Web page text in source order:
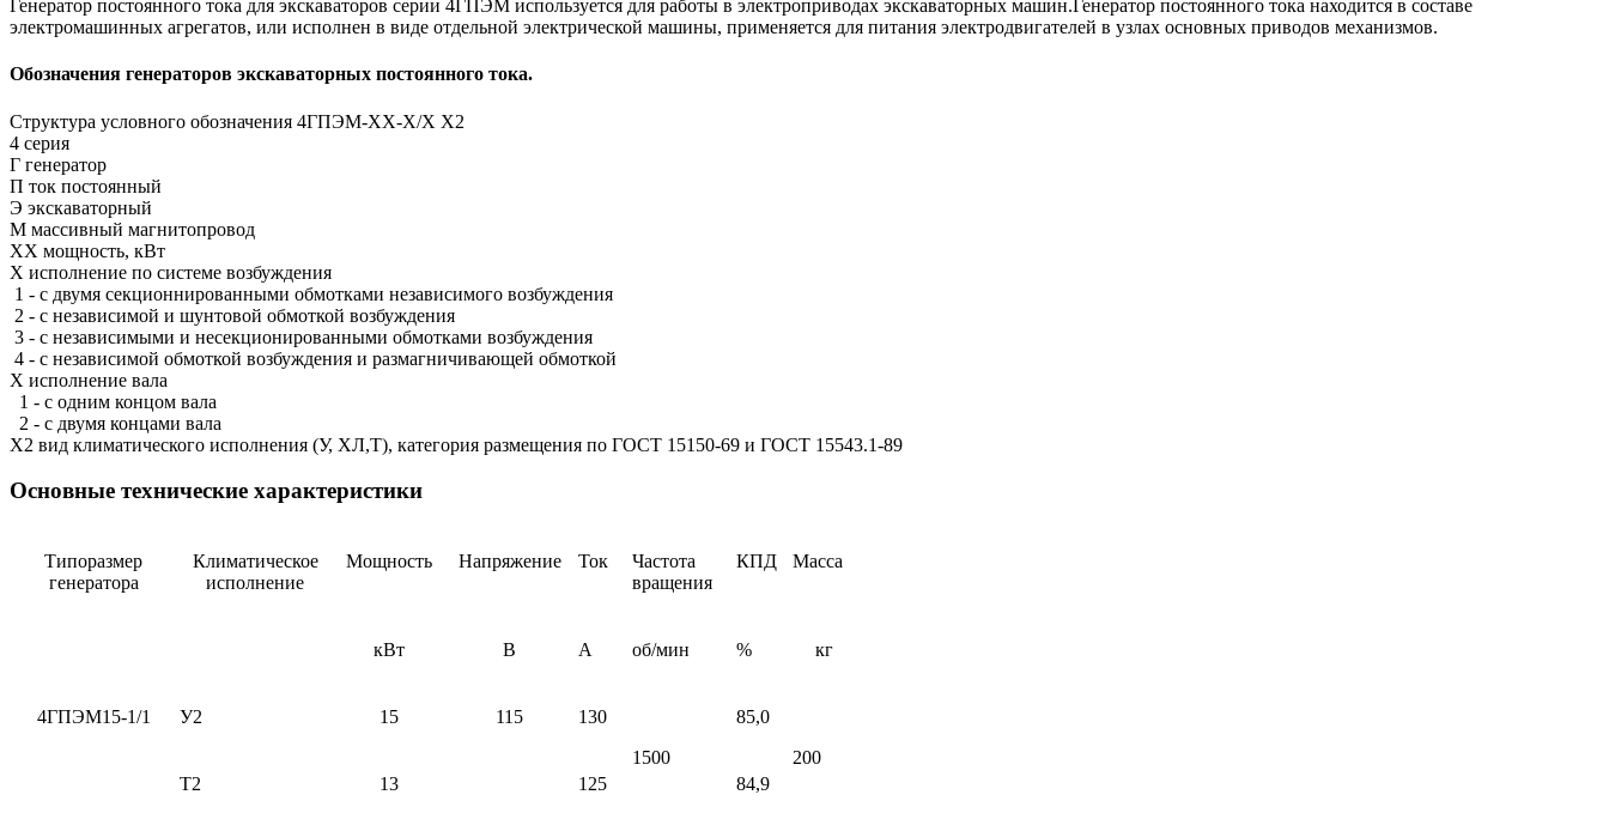
Генератор постоянного тока для экскаваторов серии 4ГПЭМ используется для работы в электроприводах экскаваторных машин.Генератор постоянного тока находится в составе
электромашинных агрегатов, или исполнен в виде отдельной электрической машины, применяется для питания электродвигателей в узлах основных приводов механизмов.
Обозначения генераторов экскаваторных постоянного тока.
Структура условного обозначения 4ГПЭМ-ХХ-Х/Х Х2
4 серия
Г генератор
П ток постоянный
Э экскаваторный
М массивный магнитопровод
ХХ мощность, кВт
Х исполнение по системе возбуждения
1 - с двумя секционнированными обмотками независимого возбуждения
2 - с независимой и шунтовой обмоткой возбуждения
3 - с независимыми и несекционированными обмотками возбуждения
4 - с независимой обмоткой возбуждения и размагничивающей обмоткой
Х исполнение вала
1 - с одним концом вала
2 - с двумя концами вала
Х2 вид климатического исполнения (У, ХЛ,Т), категория размещения по ГОСТ 15150-69 и ГОСТ 15543.1-89
Основные технические характеристики
Типоразмер
генератора
Климатическое
исполнение
Мощность Напряжение Ток
Частота
вращения
КПД Масса
кВт В А об/мин % кг
4ГПЭМ15-1/1 У2 15 115
130
1500
85,0
200
Т2
13 125 84,9